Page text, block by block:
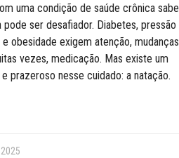
uma condição de saúde crônica sabe
pode ser desafiador. Diabetes, pressão
obesidade exigem atenção, mudanças
vezes, medicação. Mas existe um
prazeroso nesse cuidado: a natação.